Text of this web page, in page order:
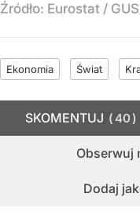
Źródło: Eurostat /
Ekonomia Świat
Obserwuj
Dodaj
SKOMENTUJ 40